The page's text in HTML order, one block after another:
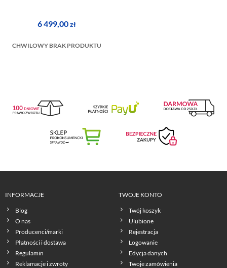
6 499,00zł
CHWILOWY BRAK PRODUKTU
INFORMACJE
Blog
O nas
Producenci/marki
Płatności i dostawa
Regulamin
Reklamacje i zwroty
TWOJE KONTO
Twój koszyk
Ulubione
Rejestracja
Logowanie
Edycja danych
Twoje zamówienia